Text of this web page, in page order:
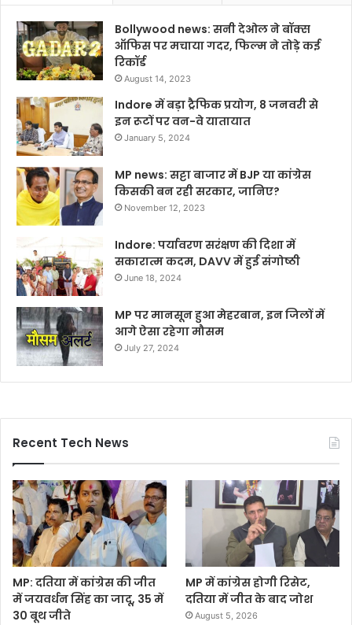
Bollywood news: सनी देओल ने बॉक्स
ऑफिस पर मचाया गदर, फिल्म ने तोड़े कई
रिकॉर्ड
August 14, 2023
Indore में बड़ा ट्रैफिक प्रयोग, 8 जनवरी से
इन रूटों पर वन-वे यातायात
January 5, 2024
MP news: सट्टा बाजार में BJP या कांग्रेस
किसकी बन रही सरकार, जानिए?
November 12, 2023
Indore: पर्यावरण सरंक्षण की दिशा में
सकारात्म कदम, DAVV में हुई संगोष्ठी
June 18, 2024
MP पर मानसून हुआ मेहरबान, इन जिलों में
आगे ऐसा रहेगा मौसम
July 27, 2024
Recent Tech News
MP: दतिया में कांग्रेस की जीत
में जयवर्धन सिंह का जादू, 35 में
30 बूथ जीते
MP में कांग्रेस होगी रिसेट,
दतिया में जीत के बाद जोश
August 5, 2026